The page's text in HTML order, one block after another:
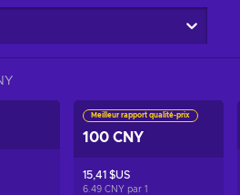
Meilleur rapport qualité-prix
100 CNY
15,41 $US
6.49 CNY par 1